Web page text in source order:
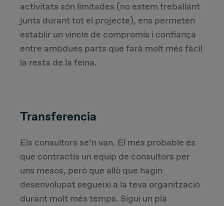
activitats són limitades (no estem treballant
junts durant tot el projecte), ens permeten
establir un vincle de compromís i confiança
entre ambdues parts que farà molt més fàcil
la resta de la feina.
Transferencia
Els consultors se’n van. El més probable és
que contractis un equip de consultors per
uns mesos, però que allò que hagin
desenvolupat segueixi a la teva organització
durant molt més temps. Sigui un pla